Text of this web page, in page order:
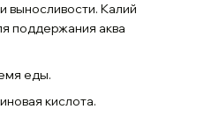
выносливости. Калий
поддержания аква
еды.
кислота.